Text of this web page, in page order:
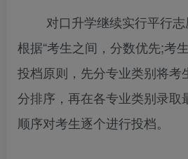
对口升学继续实行平行志
根据“考生之间，分数优先;考
投档原则，先分专业类别将考
分排序，再在各专业类别录取
顺序对考生逐个进行投档。